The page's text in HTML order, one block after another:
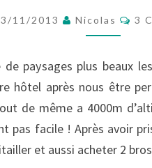
POUR
POTOSI
11/2013 Nicolas 3
paysages plus beaux
hôtel après nous être
de même a 4000m
pas facile ! Après avoir
et aussi acheter 2